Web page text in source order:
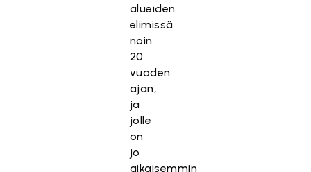
alueiden
elimissä
noin
20
vuoden
ajan,
ja
jolle
on
jo
aikaisemmin